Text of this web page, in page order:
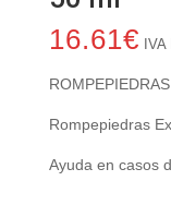
16.61€
Rompepiedras
Ayuda en casos